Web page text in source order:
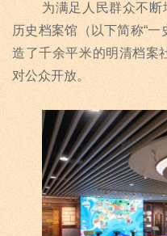
为满足人民群众不
历史档案馆（以下简称“一
造了千余平米的明清档案
对公众开放。